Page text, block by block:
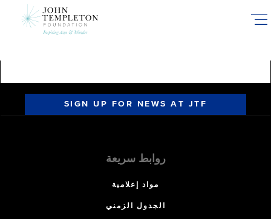
SIGN UP FOR NEWS AT JTF
روابط سريعة
مواد إعلامية
الجدول الزمني